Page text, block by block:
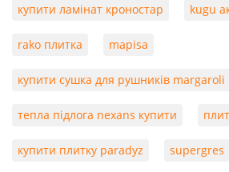
купити ламінат кроностар kugu
rako плитка mapisa
купити сушка для рушників margaroli
тепла підлога nexans купити
купити плитку paradyz supergres